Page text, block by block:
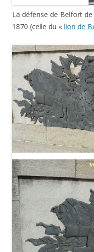
La défense de Belfort
1870 (celle du « lion de